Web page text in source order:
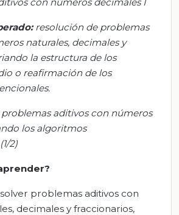
resolución de problemas
naturales, decimales y
la estructura de los
o reafirmación de los
problemas aditivos con números
los algoritmos
2)
problemas aditivos con
decimales y fraccionarios,